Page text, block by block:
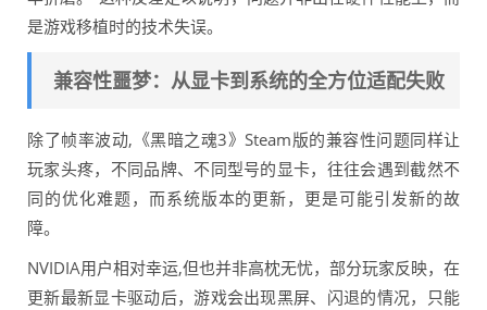
是游戏移植时的技术失误。
兼容性噩梦：从显卡到系统的全方位适配失败
除了帧率波动,《黑暗之魂3》Steam版的兼容性问题同样让
玩家头疼，不同品牌、不同型号的显卡，往往会遇到截然不
同的优化难题，而系统版本的更新，更是可能引发新的故
障。
NVIDIA用户相对幸运,但也并非高枕无忧，部分玩家反映，在
更新最新显卡驱动后，游戏会出现黑屏、闪退的情况，只能